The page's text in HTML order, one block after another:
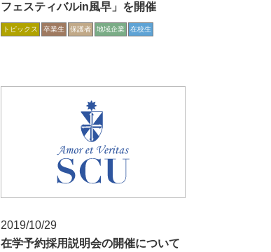
フェスティバルin風早」を開催
トピックス 卒業生 保護者 地域企業 在校生
2019/10/29
在学予約採用説明会の開催について